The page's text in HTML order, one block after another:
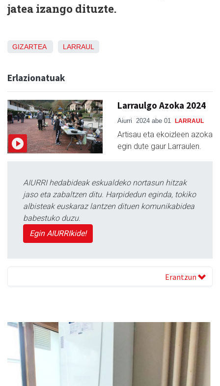
jatea izango dituzte.
GIZARTEA LARRAUL
Erlazionatuak
Larraulgo Azoka 2024
Aiurri 2024 abe 01 LARRAUL
Artisau eta ekoizleen azoka
egin dute gaur Larraulen.
AIURRI hedabideak eskualdeko nortasun hitzak
jaso eta zabaltzen ditu. Harpidedun eginda, tokiko
albisteak euskaraz lantzen dituen komunikabidea
babestuko duzu.
Egin AIURRIkide!
Erantzun